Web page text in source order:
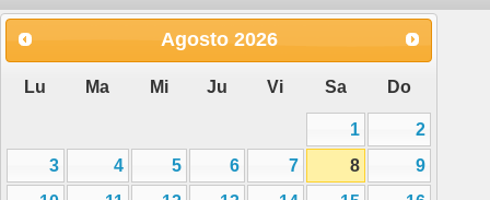
Agosto 2026
Lu Ma Mi Ju Vi Sa Do
1
2
3
4 5 6 7 8
9